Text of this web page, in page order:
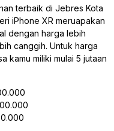
terbaik di Jebres Kota
iPhone XR meruapakan
dengan harga lebih
canggih. Untuk harga
kamu miliki mulai 5 jutaan